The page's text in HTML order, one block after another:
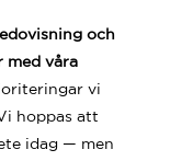
och
med våra
vi
hoppas att
idag — men